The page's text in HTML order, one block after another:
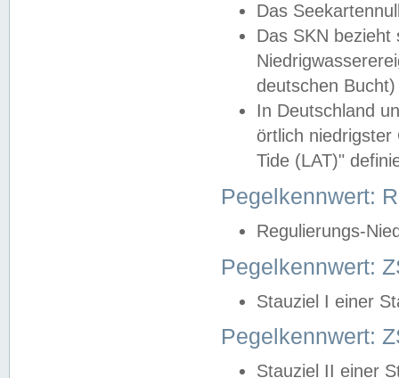
Das
Das SKN
deutschen
In Deutschland
örtlich
Tide (LAT)"
Pegelkennwert:
Regulierungs-
Pegelkennwert:
Stauziel I einer
Pegelkennwert:
Stauziel II einer